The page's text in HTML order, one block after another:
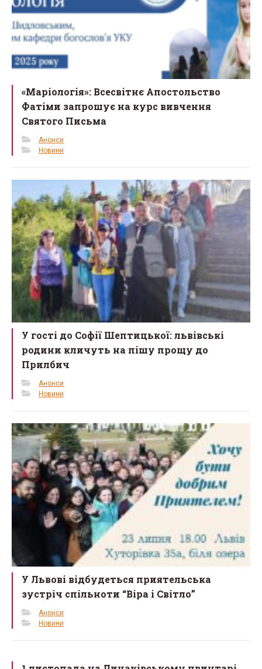
«Маріологія»: Всесвітнє Апостольство
Фатіми запрошує на курс вивчення
Святого Письма
Анонси
Новини
У гості до Софії Шептицької: львівські
родини кличуть на пішу прощу до
Прилбич
Анонси
Новини
У Львові відбудеться приятельська
зустріч спільноти “Віра і Світло”
Анонси
Новини